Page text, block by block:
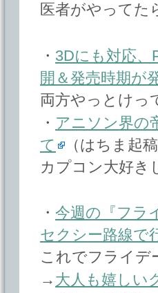
医者がやってた
・ 3Dにも対応、
開＆発売時期が
両方やっとけっ
・ アニソン界の
て
（はちま起稿
カプコン大好き
・ 今週の『フラ
セクシー路線で
これでフライデ
→ 大人も嬉しい